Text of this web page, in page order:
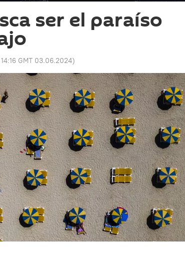
ser el paraíso
14:16 GMT 03.06.2024)